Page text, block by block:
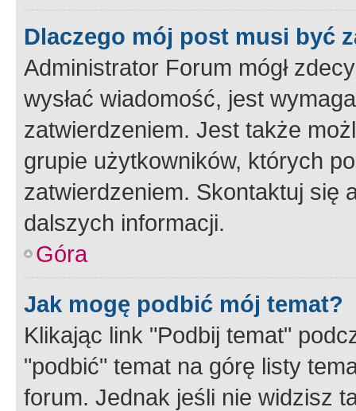
Dlaczego mój post musi być
Administrator Forum mógł
wysłać wiadomość, jest
zatwierdzeniem. Jest także
grupie użytkowników, których
zatwierdzeniem. Skontaktuj się
dalszych informacji.
Góra
Jak mogę podbić mój temat?
Klikając link "Podbij temat"
"podbić" temat na górę listy
forum. Jednak jeśli nie widzisz